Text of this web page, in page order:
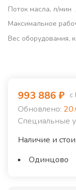
Поток масла, л/мин
Максимальное
Вес оборудования,
993 886 ₽ с
Обновлено:
Специальные
Наличие и
Одинцово